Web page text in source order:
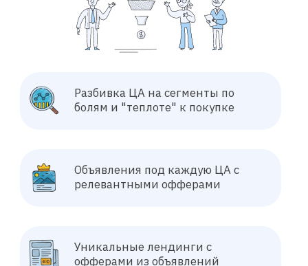
ЧЕРЕЗ МЕСЯЦ
Лидогенерация